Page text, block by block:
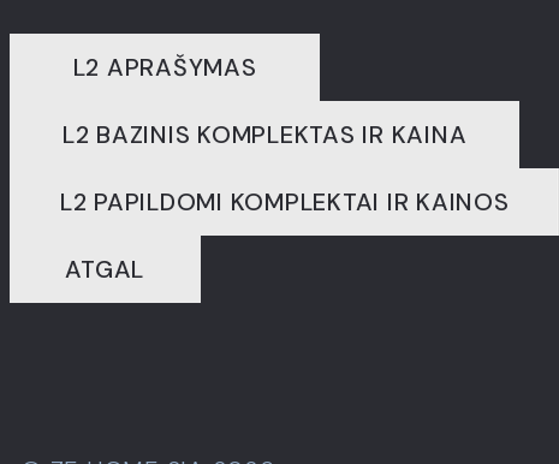
Previous
L2 APRAŠYMAS
L2 BAZINIS KOMPLEKTAS IR KAINA
L2 PAPILDOMI KOMPLEKTAI IR KAINOS
ATGAL